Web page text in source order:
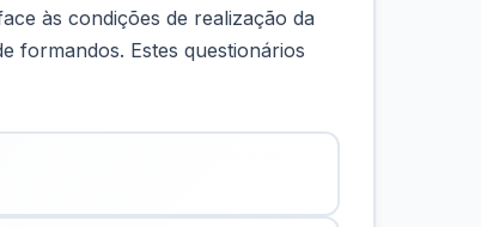
às condições de realização da
formandos. Estes questionários